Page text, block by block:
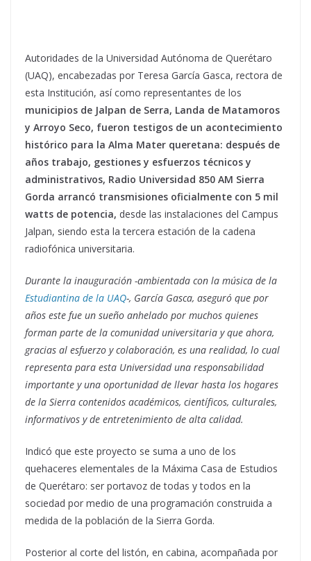
Autoridades de la Universidad Autónoma de Querétaro
(UAQ), encabezadas por Teresa García Gasca, rectora de
esta Institución, así como representantes de los
municipios de Jalpan de Serra, Landa de Matamoros
y Arroyo Seco, fueron testigos de un acontecimiento
histórico para la Alma Mater queretana: después de
años trabajo, gestiones y esfuerzos técnicos y
administrativos, Radio Universidad 850 AM Sierra
Gorda arrancó transmisiones oficialmente con 5 mil
watts de potencia, desde las instalaciones del Campus
Jalpan, siendo esta la tercera estación de la cadena
radiofónica universitaria.
Durante la inauguración -ambientada con la música de la
Estudiantina de la UAQ-, García Gasca, aseguró que por
años este fue un sueño anhelado por muchos quienes
forman parte de la comunidad universitaria y que ahora,
gracias al esfuerzo y colaboración, es una realidad, lo cual
representa para esta Universidad una responsabilidad
importante y una oportunidad de llevar hasta los hogares
de la Sierra contenidos académicos, científicos, culturales,
informativos y de entretenimiento de alta calidad.
Indicó que este proyecto se suma a uno de los
quehaceres elementales de la Máxima Casa de Estudios
de Querétaro: ser portavoz de todas y todos en la
sociedad por medio de una programación construida a
medida de la población de la Sierra Gorda.
Posterior al corte del listón, en cabina, acompañada por